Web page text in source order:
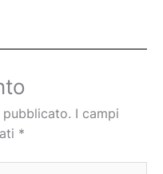
I campi
*